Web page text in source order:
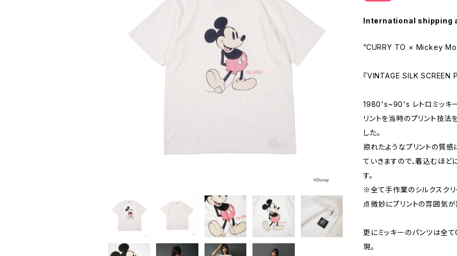
International shipping
”CURRY TO × Mickey
『VINTAGE SILK SCREEN
1980's~90's レトロミッキ
リントを当時のプリント技
した。
掠れたようなプリントの質
ていきますので、着込むほ
す。
※全て手作業のシルクスク
点微妙にプリントの雰囲気が
更にミッキーのパンツは全
現。